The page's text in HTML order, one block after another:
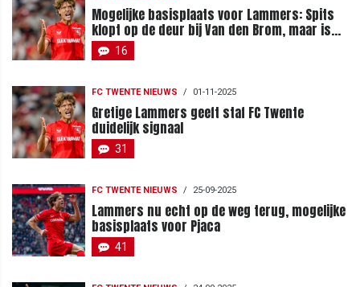
Mogelijke basisplaats voor Lammers: Spits
klopt op de deur bij Van den Brom, maar is
het genoeg?
16
FC TWENTE NIEUWS / 01-11-2025
Gretige Lammers geeft staf FC Twente
duidelijk signaal
31
FC TWENTE NIEUWS / 25-09-2025
Lammers nu echt op de weg terug, mogelijke
basisplaats voor Pjaca
41